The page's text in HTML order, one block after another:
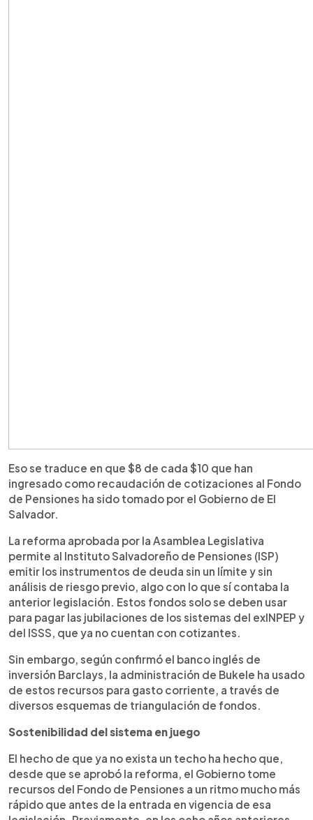
Eso se traduce en que $8 de cada $10 que han
ingresado como recaudación de cotizaciones al Fondo
de Pensiones ha sido tomado por el Gobierno de El
Salvador.
La reforma aprobada por la Asamblea Legislativa
permite al Instituto Salvadoreño de Pensiones (ISP)
emitir los instrumentos de deuda sin un límite y sin
análisis de riesgo previo, algo con lo que sí contaba la
anterior legislación. Estos fondos solo se deben usar
para pagar las jubilaciones de los sistemas del exINPEP y
del ISSS, que ya no cuentan con cotizantes.
Sin embargo, según confirmó el banco inglés de
inversión Barclays, la administración de Bukele ha usado
de estos recursos para gasto corriente, a través de
diversos esquemas de triangulación de fondos.
Sostenibilidad del sistema en juego
El hecho de que ya no exista un techo ha hecho que,
desde que se aprobó la reforma, el Gobierno tome
recursos del Fondo de Pensiones a un ritmo mucho más
rápido que antes de la entrada en vigencia de esa